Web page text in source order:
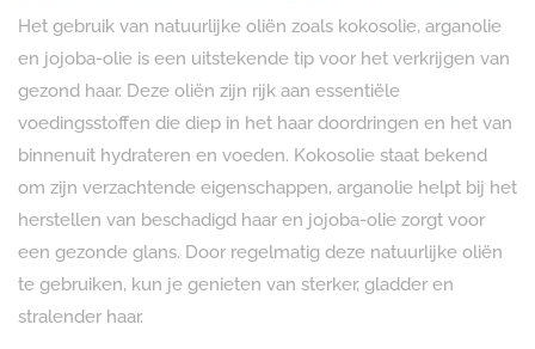
Het gebruik van natuurlijke oliën zoals kokosolie, arganolie
en jojoba-olie is een uitstekende tip voor het verkrijgen van
gezond haar. Deze oliën zijn rijk aan essentiële
voedingsstoffen die diep in het haar doordringen en het van
binnenuit hydrateren en voeden. Kokosolie staat bekend
om zijn verzachtende eigenschappen, arganolie helpt bij het
herstellen van beschadigd haar en jojoba-olie zorgt voor
een gezonde glans. Door regelmatig deze natuurlijke oliën
te gebruiken, kun je genieten van sterker, gladder en
stralender haar.